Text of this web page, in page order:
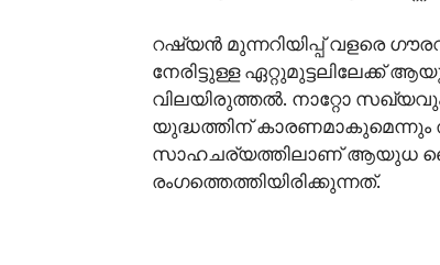
റഷ്യന്‍ മുന്നറിയിപ്പ് വളരെ
നേരിട്ടുള്ള ഏറ്റുമുട്ടലിലേക്ക്
വിലയിരുത്തല്‍. നാറ്റോ സഖ്യവും
യുദ്ധത്തിന്
സാഹചര്യത്തിലാണ് ആയുധ
രംഗത്തെത്തിയിരിക്കുന്നത്.